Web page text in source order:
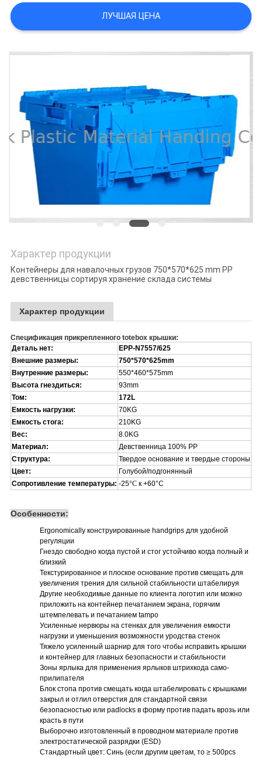
КАРТА
САЙТА
POLICY
ЛУЧШАЯ ЦЕНА
Характер продукции
Контейнеры для навалочных грузов 750*570*625 mm PP
девственницы сортируя хранение склада системы
Характер продукции
Спецификация прикрепленного totebox крышки:
Деталь нет:
EPP-N7557/625
Внешние размеры:
750*570*625mm
Внутренние размеры:
550*460*575mm
Высота гнездиться:
93mm
Том:
172L
Емкость нагрузки:
70KG
Емкость стога:
210KG
Вес:
8.0KG
Материал:
Девственница 100% PP
Структура:
Твердое основание и твердые стороны
Цвет:
Голубой/подгонянный
Сопротивление температуры: -25°C к +60°C
Особенности:
Ergonomically конструированные handgrips для удобной
регуляции
Гнездо свободно когда пустой и стог устойчиво когда полный и
близкий
Текстурированное и плоское основание против смещать для
увеличения трения для сильной стабильности штабелируя
Другие необходимые данные по клиента логотип или можно
приложить на контейнер печатанием экрана, горячим
штемпелевать и печатанием tampo
Усиленные нервюры на стенках для увеличения емкости
нагрузки и уменьшения возможности уродства стенок
Тяжело усиленный шарнир для того чтобы исправить крышки
и контейнер для главных безопасности и стабильности
Зоны ярлыка для применения ярлыков штрихкода само-
прилипателя
Блок стопа против смещать когда штабелировать с крышками
закрыл и отлил отверстия для стандартной связи
безопасностью или padlocks в форму против падать врозь или
красть в пути
Выборочно изготовленный в проводном материале против
электростатической разрядки (ESD)
Стандартный цвет: Синь (если другим цветам, то ≥ 500pcs